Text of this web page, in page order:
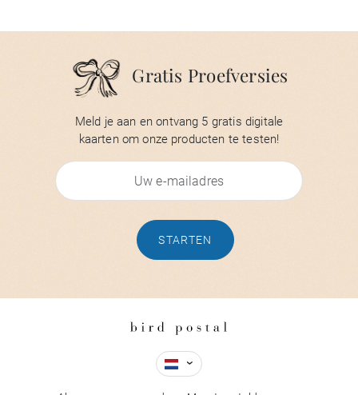
Gratis Proefversies
Meld je aan en ontvang 5 gratis digitale
kaarten om onze producten te testen!
STARTEN